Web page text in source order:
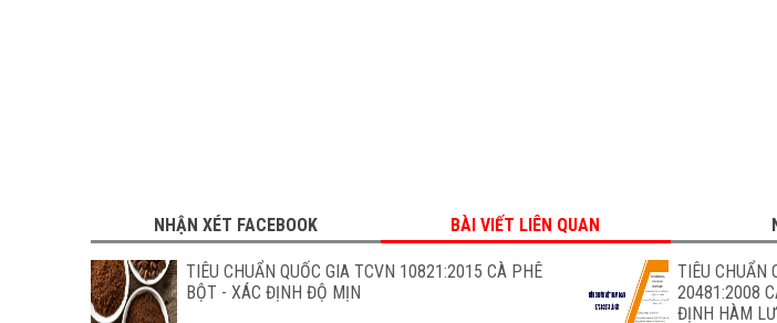
NHẬN XÉT FACEBOOK BÀI VIẾT LIÊN QUAN
TIÊU CHUẨN QUỐC GIA TCVN 10821:2015 CÀ PHÊ
BỘT - XÁC ĐỊNH ĐỘ MỊN
TIÊU CHUẨN
20481:2008
ĐỊNH HÀM